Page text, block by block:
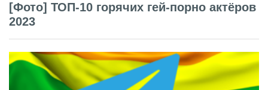
[Фото] ТОП-10 горячих гей-порно актёров
2023